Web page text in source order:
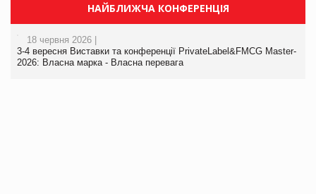
НАЙБЛИЖЧА КОНФЕРЕНЦІЯ
18 червня 2026 |
3-4 вересня Виставки та конференції PrivateLabel&FMCG Master-
2026: Власна марка - Власна перевага